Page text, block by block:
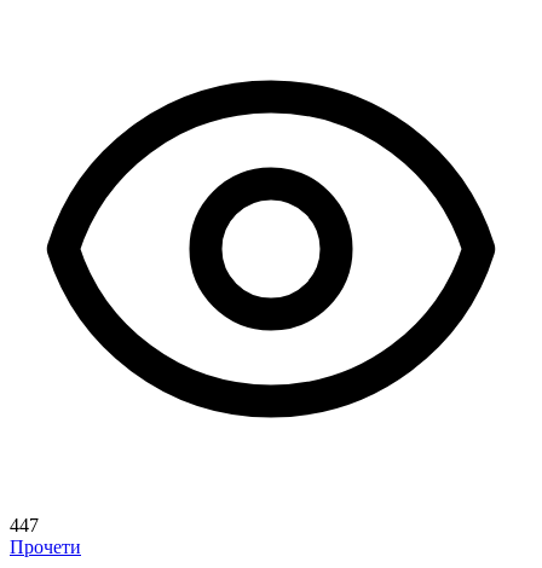
447
Прочети